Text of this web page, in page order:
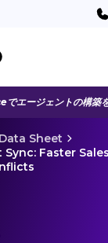
エージェントの構築を
Data Sheet
Faster